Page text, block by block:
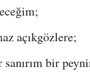
açıkgözlere;
bir